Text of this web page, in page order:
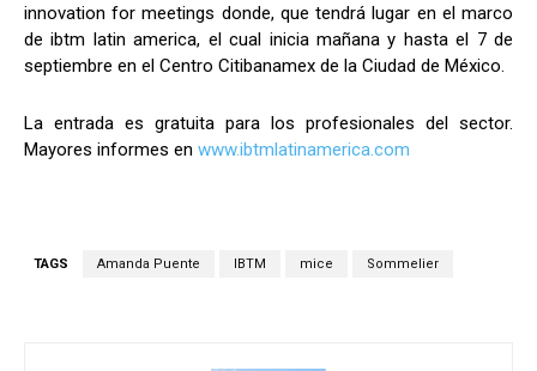
innovation for meetings donde, que tendrá lugar en el marco
de ibtm latin america, el cual inicia mañana y hasta el 7 de
septiembre en el Centro Citibanamex de la Ciudad de México.
La entrada es gratuita para los profesionales del sector.
Mayores informes en www.ibtmlatinamerica.com
TAGS Amanda Puente IBTM mice Sommelier